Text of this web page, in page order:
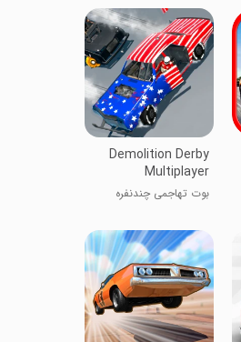
Demolition Derby
Multiplayer
بوت تهاجمی چندنفره